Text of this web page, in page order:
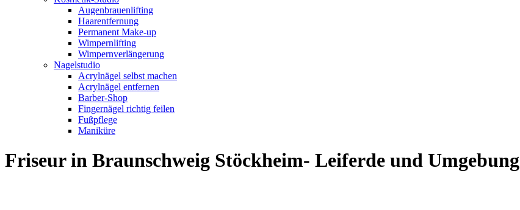
Augenbrauenlifting
Haarentfernung
Permanent Make-up
Wimpernlifting
Wimpernverlängerung
Nagelstudio
Acrylnägel selbst machen
Acrylnägel entfernen
Barber-Shop
Fingernägel richtig feilen
Fußpflege
Maniküre
Friseur in Braunschweig Stöckheim- Leiferde und Umgebung